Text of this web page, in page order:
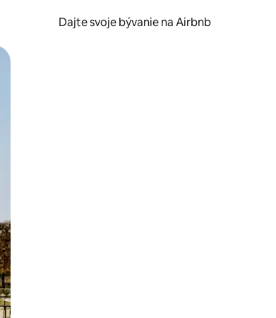
Dajte svoje bývanie na Airbnb
dotykových gest či potiahnutia prstom.